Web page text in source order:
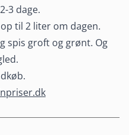
3 dage.
til 2 liter om dagen.
spis groft og grønt. Og